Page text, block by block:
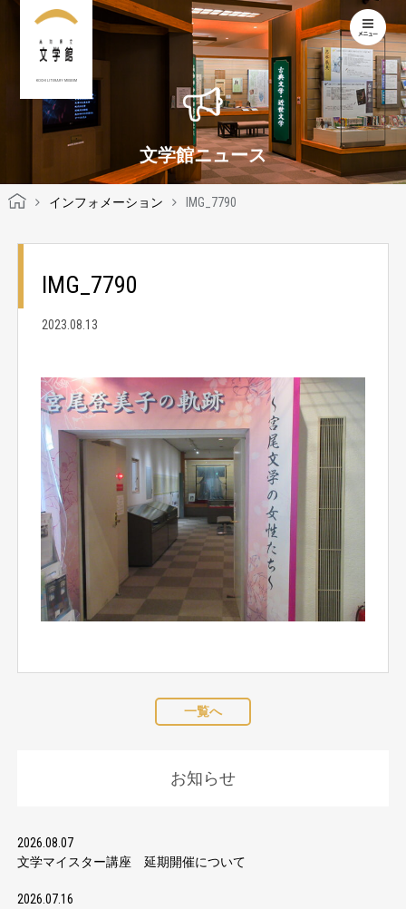
KOCHI LITERARY MUSEUM
文学館ニュース
インフォメーション IMG_7790
IMG_7790
2023.08.13
一覧へ
お知らせ
2026.08.07
文学マイスター講座 延期開催について
2026.07.16